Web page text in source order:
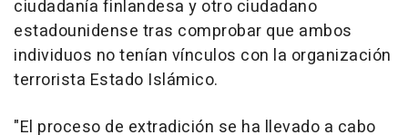
ciudadanía finlandesa y otro ciudadano
estadounidense tras comprobar que ambos
individuos no tenían vínculos con la organización
terrorista Estado Islámico.
"El proceso de extradición se ha llevado a cabo